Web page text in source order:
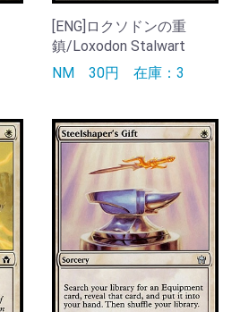
[ENG]ロクソドンの重
鎮/Loxodon Stalwart
NM30円在庫：3